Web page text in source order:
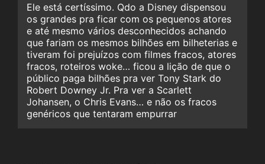
Ele está certíssimo. Qdo a Disney dispensou
os grandes pra ficar com os pequenos atores
e até mesmo vários desconhecidos achando
que fariam os mesmos bilhões em bilheterias e
tiveram foi prejuízos com filmes fracos, atores
fracos, roteiros woke… ficou a lição de que o
público paga bilhões pra ver Tony Stark do
Robert Downey Jr. Pra ver a Scarlett
Johansen, o Chris Evans… e não os fracos
genéricos que tentaram empurrar